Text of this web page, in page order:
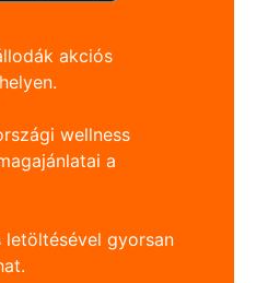
akciós
wellness
a
letöltésével gyorsan